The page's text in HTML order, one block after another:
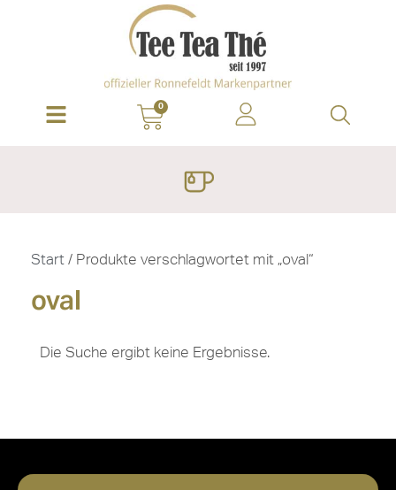
0
Start / Produkte verschlagwortet mit „oval“
oval
Die Suche ergibt keine Ergebnisse.